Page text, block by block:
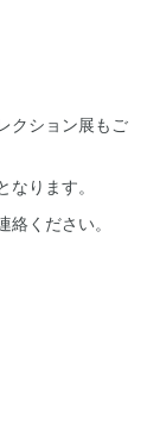
クション展もご
なります。
絡ください。